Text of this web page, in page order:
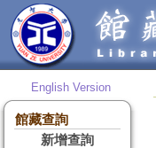
English Version
館藏查詢
新增查詢